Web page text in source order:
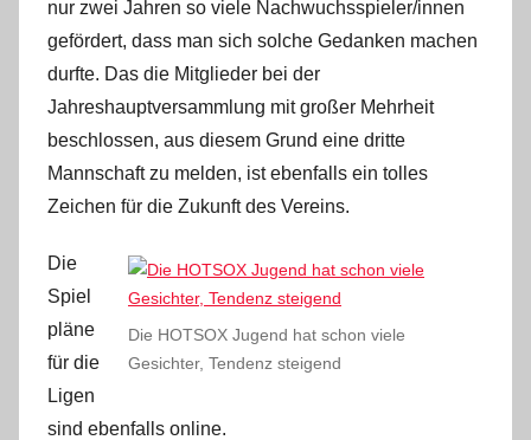
nur zwei Jahren so viele Nachwuchsspieler/innen
gefördert, dass man sich solche Gedanken machen
durfte. Das die Mitglieder bei der
Jahreshauptversammlung mit großer Mehrheit
beschlossen, aus diesem Grund eine dritte
Mannschaft zu melden, ist ebenfalls ein tolles
Zeichen für die Zukunft des Vereins.
Die HOTSOX Jugend hat schon viele
Gesichter, Tendenz steigend
Die
Spiel
pläne
für die
Ligen
sind ebenfalls online.